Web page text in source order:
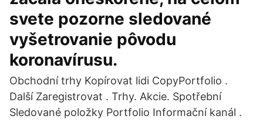
svete pozorne sledované
vyšetrovanie pôvodu
koronavírusu.
Obchodní trhy Kopírovat lidi CopyPortfolio .
Další Zaregistrovat . Trhy. Akcie. Spotřební
Sledované položky Portfolio Informační kanál .